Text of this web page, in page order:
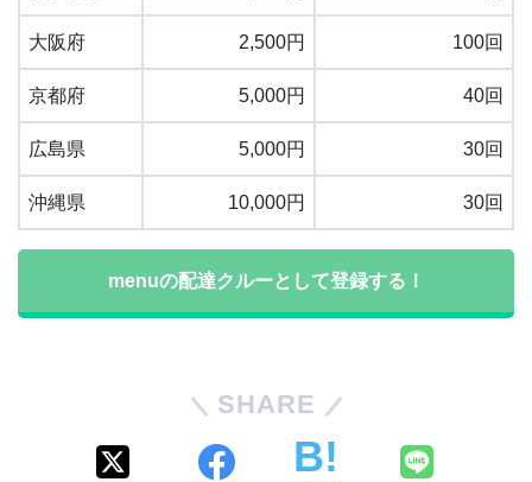
大阪府 2,500円 100回
京都府 5,000円 40回
広島県 5,000円 30回
沖縄県 10,000円 30回
menuの配達クルーとして登録する！
SHARE